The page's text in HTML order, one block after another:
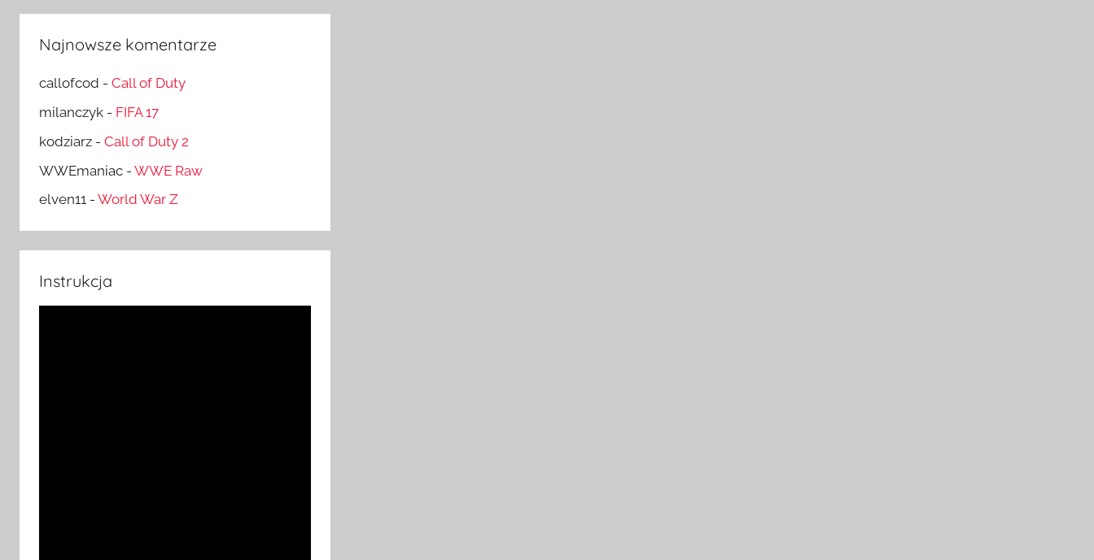
Najnowsze komentarze
callofcod - Call of Duty
milanczyk - FIFA 17
kodziarz - Call of Duty 2
WWEmaniac - WWE Raw
elven11 - World War Z
Instrukcja